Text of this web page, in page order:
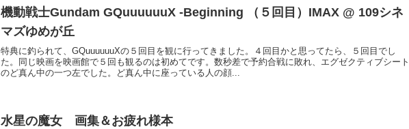
機動戦士Gundam GQuuuuuuX -Beginning （５回目）IMAX @ 109シネ
マズゆめが丘
特典に釣られて、GQuuuuuuXの５回目を観に行ってきました。４回目かと思ってたら、５回目でし
た。同じ映画を映画館で５回も観るのは初めてです。数秒差で予約合戦に敗れ、エグゼクティブシート
のど真ん中の一つ左でした。ど真ん中に座っている人の顔...
水星の魔女 画集＆お疲れ様本